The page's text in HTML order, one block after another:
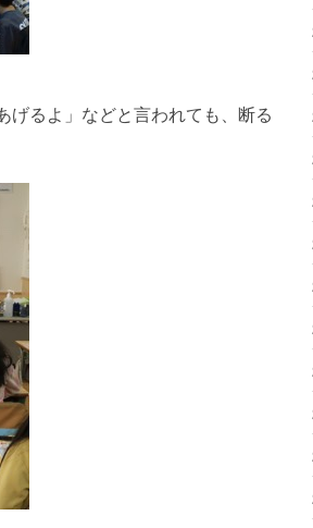
げるよ」などと言われても、断る